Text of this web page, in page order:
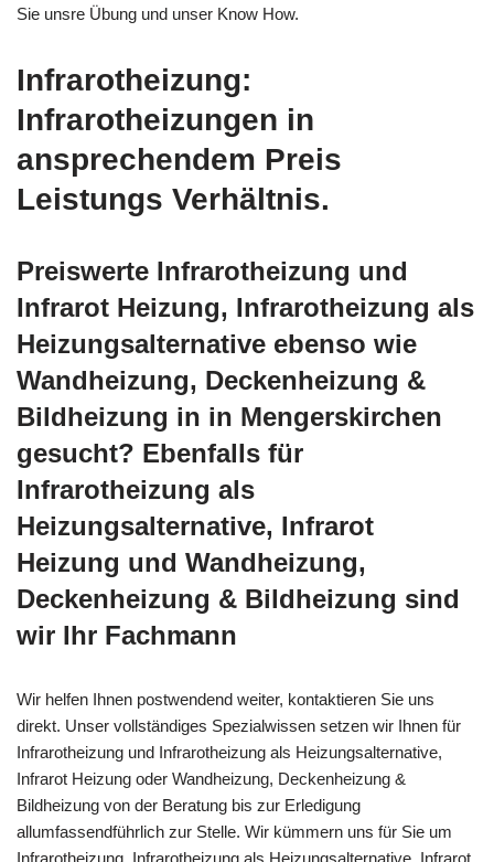
Sie unsre Übung und unser Know How.
Infrarotheizung:
Infrarotheizungen in
ansprechendem Preis
Leistungs Verhältnis.
Preiswerte Infrarotheizung und
Infrarot Heizung, Infrarotheizung als
Heizungsalternative ebenso wie
Wandheizung, Deckenheizung &
Bildheizung in in Mengerskirchen
gesucht? Ebenfalls für
Infrarotheizung als
Heizungsalternative, Infrarot
Heizung und Wandheizung,
Deckenheizung & Bildheizung sind
wir Ihr Fachmann
Wir helfen Ihnen postwendend weiter, kontaktieren Sie uns
direkt. Unser vollständiges Spezialwissen setzen wir Ihnen für
Infrarotheizung und Infrarotheizung als Heizungsalternative,
Infrarot Heizung oder Wandheizung, Deckenheizung &
Bildheizung von der Beratung bis zur Erledigung
allumfassendführlich zur Stelle. Wir kümmern uns für Sie um
Infrarotheizung, Infrarotheizung als Heizungsalternative, Infrarot